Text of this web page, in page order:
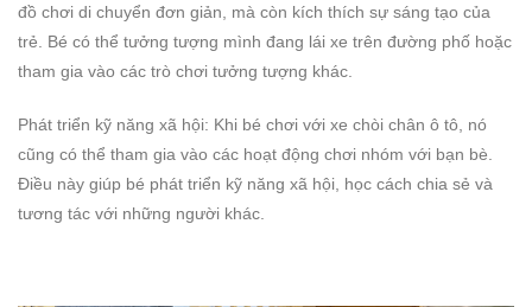
đồ chơi di chuyển đơn giản, mà còn kích thích sự sáng tạo của
trẻ. Bé có thể tưởng tượng mình đang lái xe trên đường phố hoặc
tham gia vào các trò chơi tưởng tượng khác.
Phát triển kỹ năng xã hội: Khi bé chơi với xe chòi chân ô tô, nó
cũng có thể tham gia vào các hoạt động chơi nhóm với bạn bè.
Điều này giúp bé phát triển kỹ năng xã hội, học cách chia sẻ và
tương tác với những người khác.